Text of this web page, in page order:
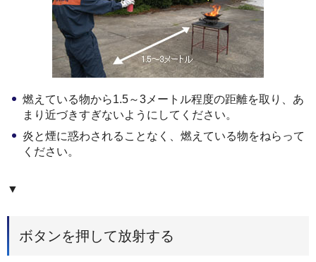
燃えている物から1.5～3メートル程度の距離を取り、あ
まり近づきすぎないようにしてください。
炎と煙に惑わされることなく、燃えている物をねらって
ください。
▼
ボタンを押して放射する